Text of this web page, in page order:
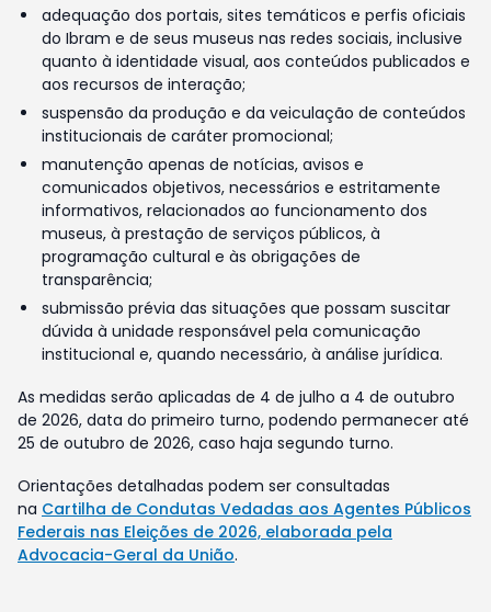
adequação dos portais, sites temáticos e perfis oficiais
do Ibram e de seus museus nas redes sociais, inclusive
quanto à identidade visual, aos conteúdos publicados e
aos recursos de interação;
suspensão da produção e da veiculação de conteúdos
institucionais de caráter promocional;
manutenção apenas de notícias, avisos e
comunicados objetivos, necessários e estritamente
informativos, relacionados ao funcionamento dos
museus, à prestação de serviços públicos, à
programação cultural e às obrigações de
transparência;
submissão prévia das situações que possam suscitar
dúvida à unidade responsável pela comunicação
institucional e, quando necessário, à análise jurídica.
As medidas serão aplicadas de 4 de julho a 4 de outubro
de 2026, data do primeiro turno, podendo permanecer até
25 de outubro de 2026, caso haja segundo turno.
Orientações detalhadas podem ser consultadas
na Cartilha de Condutas Vedadas aos Agentes Públicos
Federais nas Eleições de 2026, elaborada pela
Advocacia-Geral da União.